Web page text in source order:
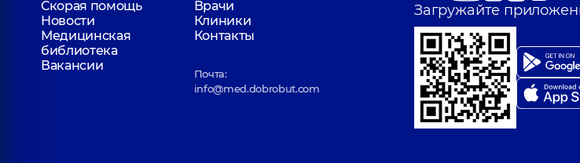
Скорая помощь
Врачи
Новости
Клиники
Медицинская
библиотека
Контакты
Вакансии
Почта:
info@med.dobrobut.com
Загружайте